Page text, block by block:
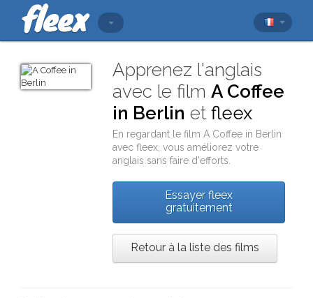
Apprenez l'anglais
avec le filmA Coffee
in Berlin etfleex
En regardant le filmA Coffee in Berlin
avecfleex , vous améliorez votre
anglais sans faire d'efforts.
Essayer fleex
gratuitement
Retour à la liste des films